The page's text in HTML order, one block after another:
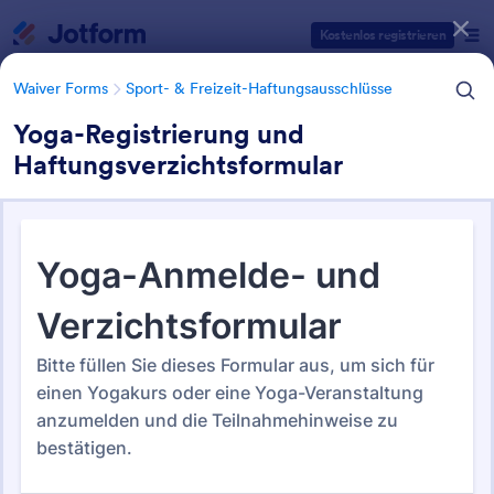
Kostenlos registrieren
Waiver Forms Sport- & Freizeit-Haftungsausschlüsse
Yoga-Registrierung und
Haftungsverzichtsformular
Sport- & Freizeit-
Haftungsausschlüsse
30 Vorlagen
Formularvorlagen Kategorien